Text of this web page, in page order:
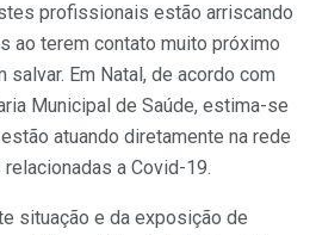
profissionais estão arriscando
ao terem contato muito próximo
Em Natal, de acordo com
Municipal de Saúde, estima-se
atuando diretamente na rede
a Covid-19.
situação e da exposição de